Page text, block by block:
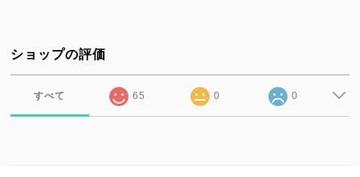
ショップの評価
すべて 65 0 0